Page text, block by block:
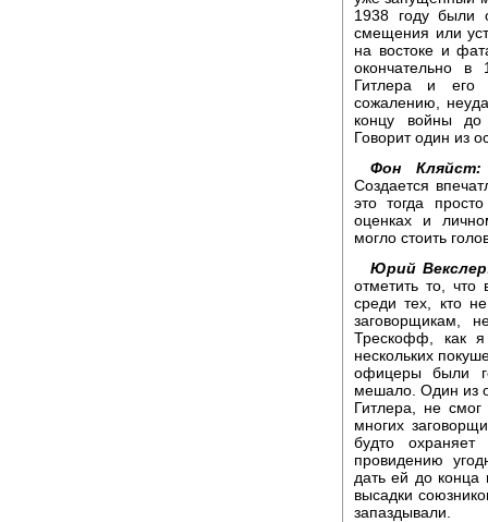
1938 году были
смещения или
на востоке и
окончательно в
Гитлера и его
сожалению,
концу войны
Говорит один из
Фон Кляйст:
Создается
это тогда
оценках и
могло стоить
Юрий
отметить то, что
среди тех, кто
заговорщикам,
Трескофф, как я
нескольких
офицеры были
мешало. Один из
Гитлера, не
многих
будто
провидению
дать ей до конца
высадки
запаздывали.